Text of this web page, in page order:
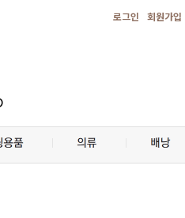
로그인 회원가입